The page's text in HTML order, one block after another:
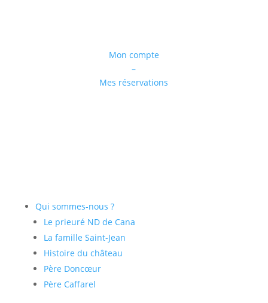
Mon compte
–
Mes réservations
Qui sommes-nous ?
Le prieuré ND de Cana
La famille Saint-Jean
Histoire du château
Père Doncœur
Père Caffarel